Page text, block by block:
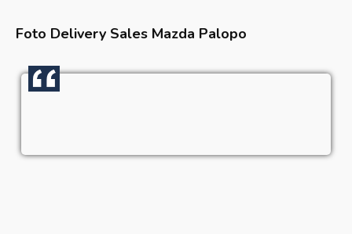
Foto Delivery Sales Mazda Palopo